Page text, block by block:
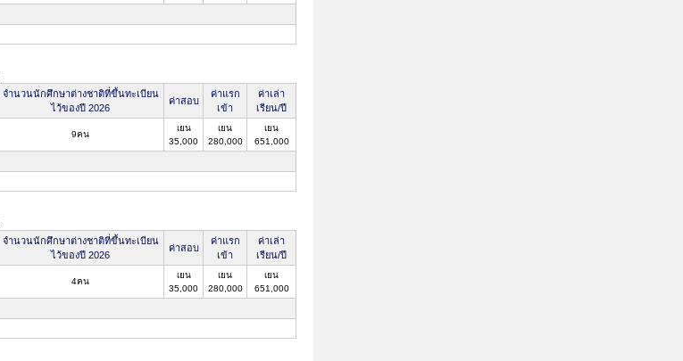
จำนวนนักศึกษาต่างชาติที่ขึ้นทะเบียน
ไว้ของปี 2026
ค่าสอบ
ค่าแรก
เข้า
ค่าเล่า
เรียน/ปี
9คน
เยน
35,000
เยน
280,000
เยน
651,000
จำนวนนักศึกษาต่างชาติที่ขึ้นทะเบียน
ไว้ของปี 2026
ค่าสอบ
ค่าแรก
เข้า
ค่าเล่า
เรียน/ปี
4คน
เยน
35,000
เยน
280,000
เยน
651,000